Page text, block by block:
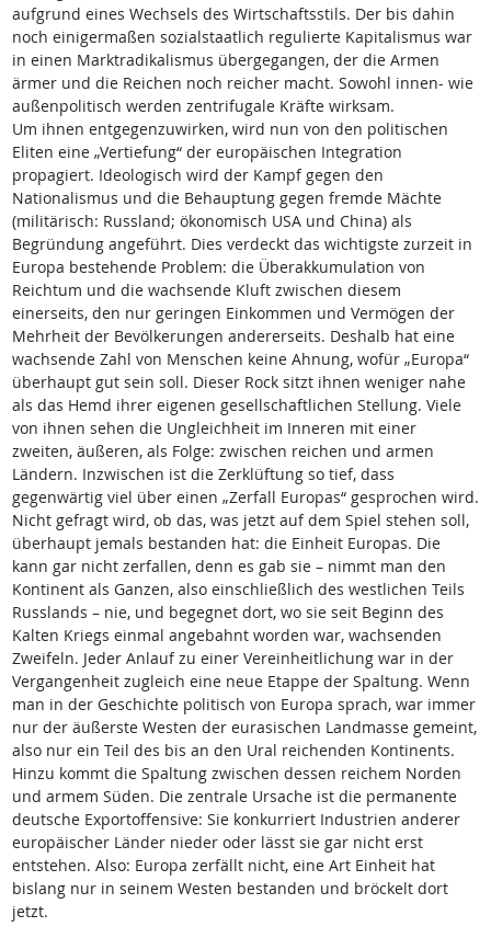
aufgrund eines Wechsels des Wirtschaftsstils. Der bis dahin
noch einigermaßen sozialstaatlich regulierte Kapitalismus war
in einen Marktradikalismus übergegangen, der die Armen
ärmer und die Reichen noch reicher macht. Sowohl innen- wie
außenpolitisch werden zentrifugale Kräfte wirksam.
Um ihnen entgegenzuwirken, wird nun von den politischen
Eliten eine „Vertiefung“ der europäischen Integra­tion
propagiert. Ideologisch wird der Kampf gegen den
Nationalismus und die Behauptung gegen fremde Mächte
(militärisch: Russland; ökonomisch USA und China) als
Begründung angeführt. Dies verdeckt das wichtigste zurzeit in
Europa bestehende Problem: die Überakkumulation von
Reichtum und die wachsende Kluft zwischen diesem
einerseits, den nur geringen Einkommen und Vermögen der
Mehrheit der Bevölkerungen andererseits. Deshalb hat eine
wachsende Zahl von Menschen keine Ahnung, wofür „Europa“
überhaupt gut sein soll. Dieser Rock sitzt ihnen weniger nahe
als das Hemd ihrer eigenen gesellschaftlichen Stellung. Viele
von ihnen sehen die Ungleichheit im Inneren mit einer
zweiten, äußeren, als Folge: zwischen reichen und armen
Ländern. Inzwischen ist die Zerklüftung so tief, dass
gegenwärtig viel über einen „Zerfall Europas“ gesprochen wird.
Nicht gefragt wird, ob das, was jetzt auf dem Spiel stehen soll,
überhaupt jemals bestanden hat: die Einheit Europas. Die
kann gar nicht zerfallen, denn es gab sie – nimmt man den
Kontinent als Ganzen, also einschließlich des westlichen Teils
Russlands – nie, und begegnet dort, wo sie seit Beginn des
Kalten Kriegs einmal angebahnt worden war, wachsenden
Zweifeln. Jeder Anlauf zu einer Vereinheitlichung war in der
Vergangenheit zugleich eine neue Etappe der Spaltung. Wenn
man in der Geschichte politisch von Europa sprach, war immer
nur der äußerste Westen der eurasischen Landmasse gemeint,
also nur ein Teil des bis an den Ural reichenden Kontinents.
Hinzu kommt die Spaltung zwischen dessen reichem Norden
und armem Süden. Die zentrale Ursache ist die permanente
deutsche Exportoffensive: Sie konkurriert Industrien anderer
europäischer Länder nieder oder lässt sie gar nicht erst
entstehen. Also: Europa zerfällt nicht, eine Art Einheit hat
bislang nur in seinem Westen bestanden und bröckelt dort
jetzt.